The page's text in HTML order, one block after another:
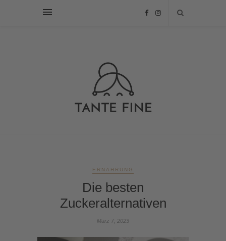
ERNÄHRUNG
Die besten
Zuckeralternativen
März 7, 2023